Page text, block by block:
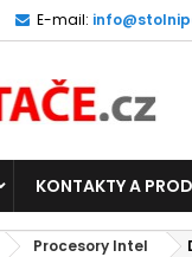
E-mail:
KONTAKTY A
Procesory Intel